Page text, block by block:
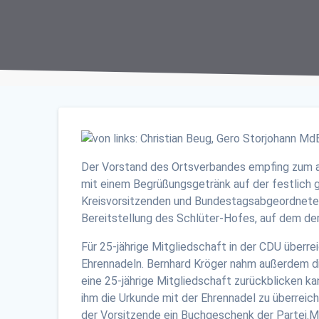
Der Vorstand des Ortsverbandes empfing
mit einem Begrüßungsgetränk auf der festlich
Kreisvorsitzenden und
Bereitstellung des Schlüter-Hofes, auf dem
Für 25-jährige Mitgliedschaft in der CDU
Ehrennadeln. Bernhard Kröger nahm
eine 25-jährige Mitgliedschaft zurückblicken
ihm die Urkunde mit der Ehrennadel zu
der Vorsitzende ein Buchgeschenk der